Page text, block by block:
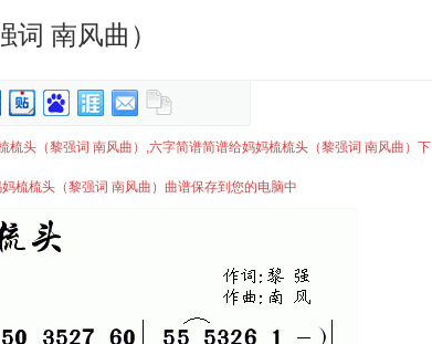
南风曲）
头（黎强词 南风曲）,六字简谱简谱给妈妈梳梳头（黎强词 南风曲）下
梳梳头（黎强词 南风曲）曲谱保存到您的电脑中